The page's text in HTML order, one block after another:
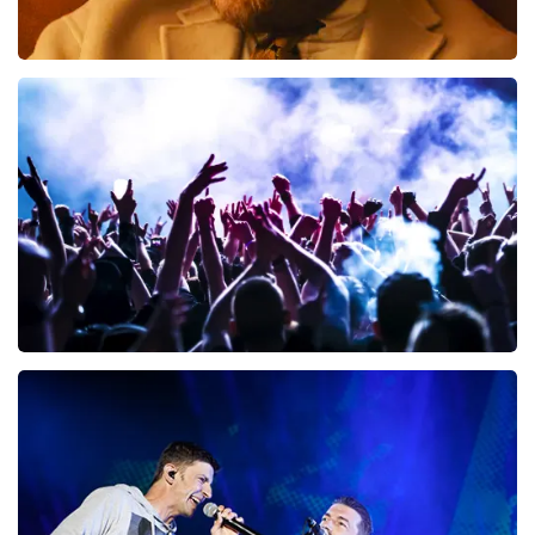
Teddy Swims
BESTEL NU
Megadeth
laatste 30 minuten
BESTEL NU